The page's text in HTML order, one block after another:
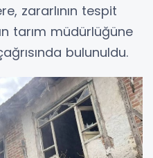
zararlının tespit
tarım müdürlüğüne
bulunuldu.